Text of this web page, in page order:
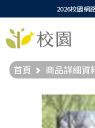
2026校園網
首頁 商品詳細資